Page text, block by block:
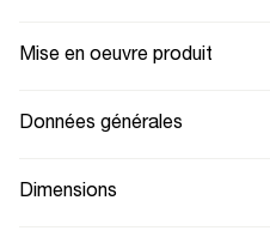
Mise en oeuvre produit
Données générales
Dimensions